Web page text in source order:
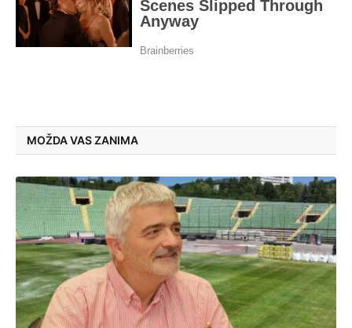
MOŽDA VAS ZANIMA